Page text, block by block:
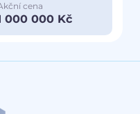
cena
000 000 Kč